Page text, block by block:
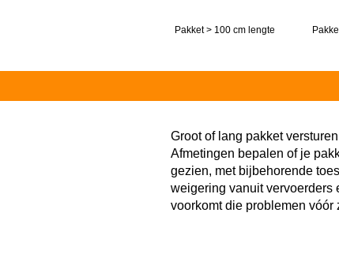
Pakket > 100 cm lengte
Groot of lang pakket
Afmetingen bepalen of je
gezien, met bijbehorende
weigering vanuit vervoerders
voorkomt die problemen vóór